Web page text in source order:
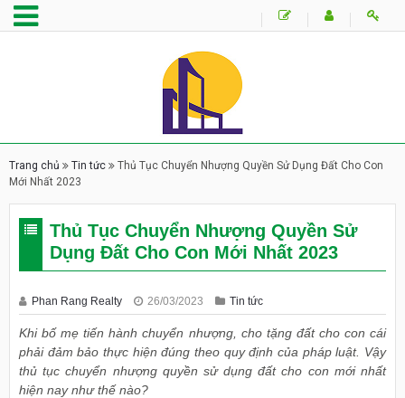
Trang chủ Tin tức
Thủ Tục Chuyển Nhượng Quyền Sử Dụng Đất Cho Con
Mới Nhất 2023
Thủ Tục Chuyển Nhượng Quyền Sử
Dụng Đất Cho Con Mới Nhất 2023
Phan Rang Realty 26/03/2023 Tin tức
Khi bố mẹ tiến hành chuyển nhượng, cho tặng đất cho con cái
phải đảm bảo thực hiện đúng theo quy định của pháp luật. Vậy
thủ tục chuyển nhượng quyền sử dụng đất cho con mới nhất
hiện nay như thế nào?